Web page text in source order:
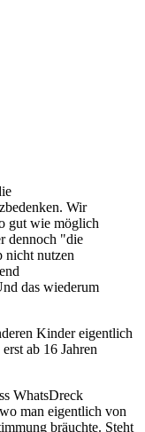
Wir
gut wie möglich
dennoch "die
nicht nutzen
das wiederum
Kinder eigentlich
ab 16 Jahren
WhatsDreck
man eigentlich von
bräuchte. Steht